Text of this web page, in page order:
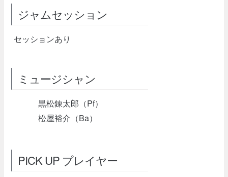
ジャムセッション
セッションあり
ミュージシャン
黒松錬太郎（Pf）
松屋裕介（Ba）
PICK UP プレイヤー